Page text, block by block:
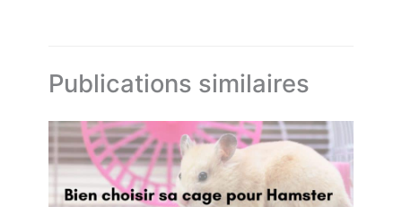
Publications similaires